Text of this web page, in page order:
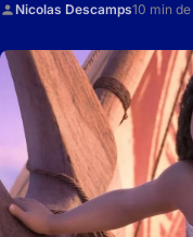
Nicolas Descamps10 min